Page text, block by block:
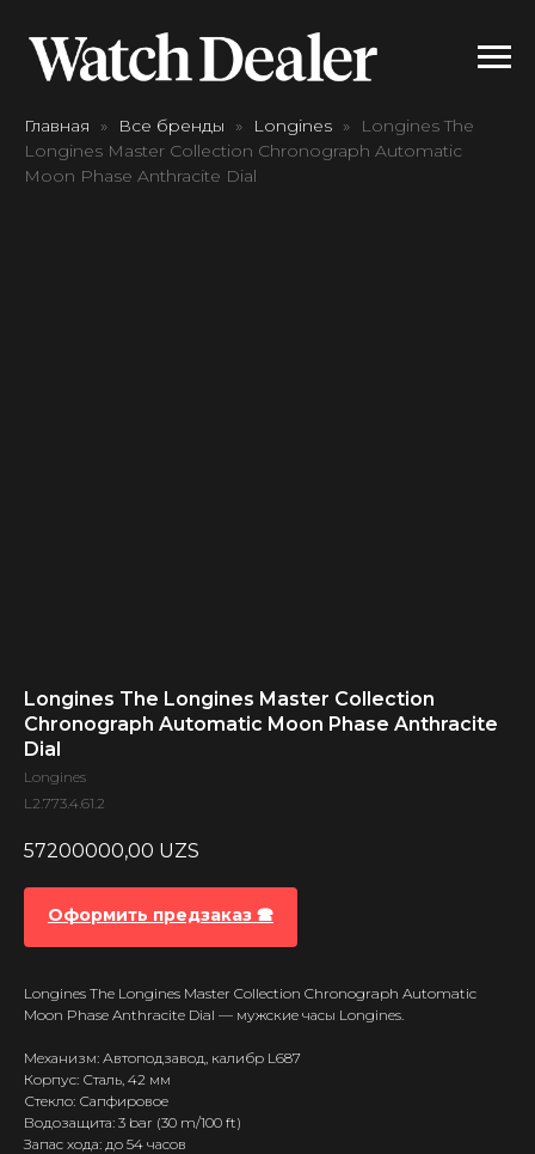
Главная Все бренды Longines
Longines The
Longines Master Collection Chronograph Automatic
Moon Phase Anthracite Dial
Longines The Longines Master Collection
Chronograph Automatic Moon Phase Anthracite
Dial
Longines
L2.773.4.61.2
57200000,00 UZS
Оформить предзаказ 🕿
Longines The Longines Master Collection Chronograph Automatic
Moon Phase Anthracite Dial — мужские часы Longines.
Механизм: Автоподзавод, калибр L687
Корпус: Сталь, 42 мм
Стекло: Сапфировое
Водозащита: 3 bar (30 m/100 ft)
Запас хода: до 54 часов